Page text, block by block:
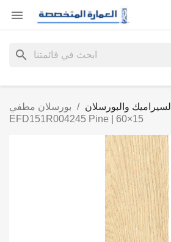

search
السيراميك والبورسلان
بورسلان مطفي |
EFD151R004245 Pine | 60×15